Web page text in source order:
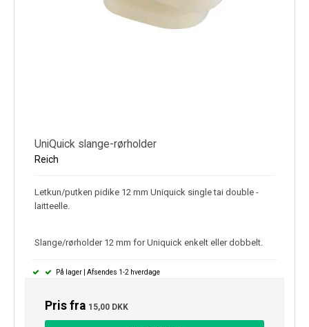
UniQuick slange-rørholder
Reich
Letkun/putken pidike 12 mm Uniquick single tai double -
laitteelle.
Slange/rørholder 12 mm for Uniquick enkelt eller dobbelt.
På lager | Afsendes 1-2 hverdage
Pris fra 15,00 DKK